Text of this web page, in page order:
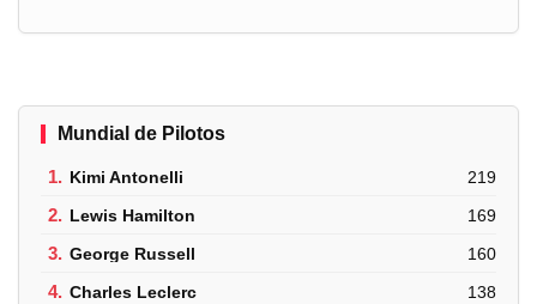
Mundial de Pilotos
1. Kimi Antonelli 219
2. Lewis Hamilton 169
3. George Russell 160
4. Charles Leclerc 138